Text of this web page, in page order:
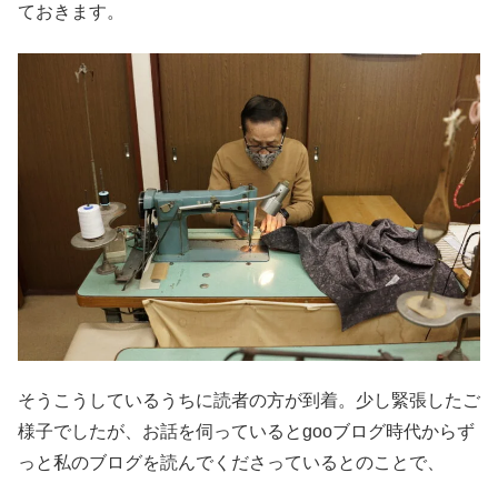
ておきます。
そうこうしているうちに読者の方が到着。少し緊張したご
様子でしたが、お話を伺っているとgooブログ時代からず
っと私のブログを読んでくださっているとのことで、